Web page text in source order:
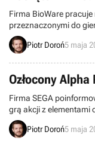
Firma BioWare
przeznaczonymi do
Producent dotrzymuje
Piotr Doroń5 maja
Ozłocony Alpha
Firma SEGA
grą akcji z elementami
Obsidian
sklepów zgodnie z
Piotr Doroń5 maja